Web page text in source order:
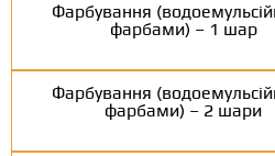
Фарбування
фарбами) – 1 шар
Фарбування
фарбами) – 2 шари